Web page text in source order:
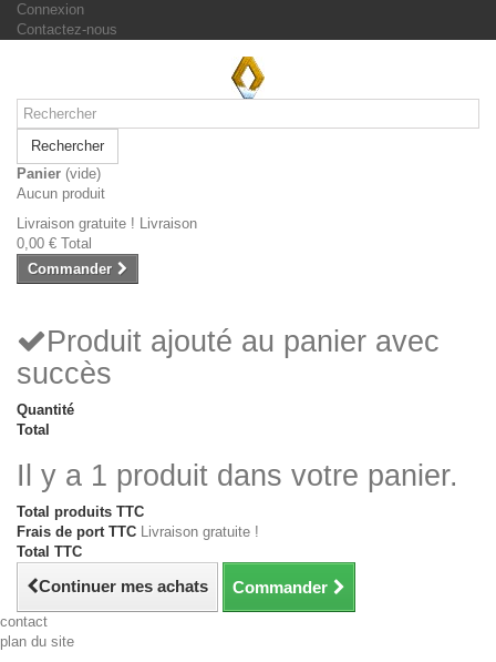
Connexion
Contactez-nous
Rechercher
Panier (vide)
Aucun produit
Livraison gratuite ! Livraison
0,00 € Total
Commander
Produit ajouté au panier avec
succès
Quantité
Total
Il y a 1 produit dans votre panier.
Total produits TTC
Frais de port TTC Livraison gratuite !
Total TTC
Continuer mes achats Commander
contact
plan du site